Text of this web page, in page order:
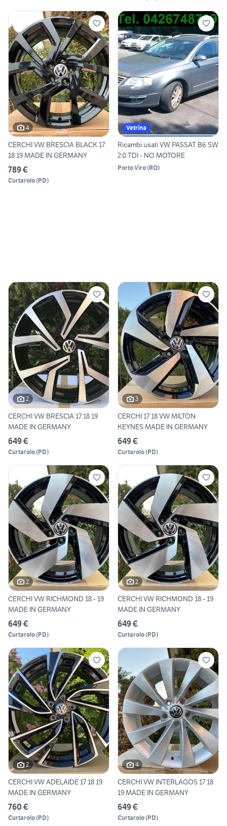
4
CERCHI VW BRESCIA BLACK 17
18 19 MADE IN GERMANY
789 €
Curtarolo(PD)
Vetrina
Ricambi usati VW PASSAT B6 SW
2.0 TDI - NO MOTORE
Porto Viro(RO)
2
CERCHI VW BRESCIA 17 18 19
MADE IN GERMANY
649 €
Curtarolo(PD)
3
CERCHI 17 18 VW MILTON
KEYNES MADE IN GERMANY
649 €
Curtarolo(PD)
2
CERCHI VW RICHMOND 18 - 19
MADE IN GERMANY
649 €
Curtarolo(PD)
2
CERCHI VW RICHMOND 18 - 19
MADE IN GERMANY
649 €
Curtarolo(PD)
2
CERCHI VW ADELAIDE 17 18 19
MADE IN GERMANY
760 €
Curtarolo(PD)
4
CERCHI VW INTERLAGOS 17 18
19 MADE IN GERMANY
649 €
Curtarolo(PD)